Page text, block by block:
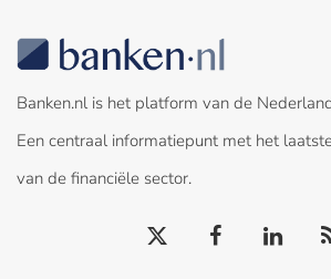
Banken.nl is het platform van de
Een centraal informatiepunt met het
van de financiële sector.